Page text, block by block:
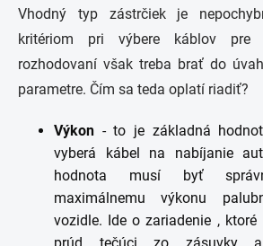
Vhodný typ zástrčiek je
kritériom pri výbere káblov pre
rozhodovaní však treba brať do
parametre. Čím sa teda oplatí riadiť?
Výkon - to je základná
vyberá kábel na nabíjanie
hodnota musí byť
maximálnemu výkonu
vozidle. Ide o zariadenie , ktoré